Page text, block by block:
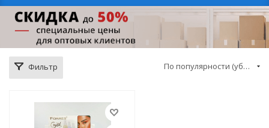
Фильтр По популярности (убывание)